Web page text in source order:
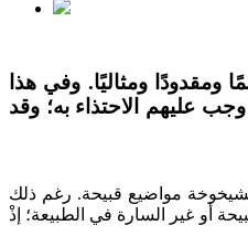
ومقدودًا ومثاليًا. وفي هذا
عليهم الاحتذاء به؛ وقد
مواضيع قبيحة. رغم ذلك
أو غير السارة في الطبيعة؛ إذْ